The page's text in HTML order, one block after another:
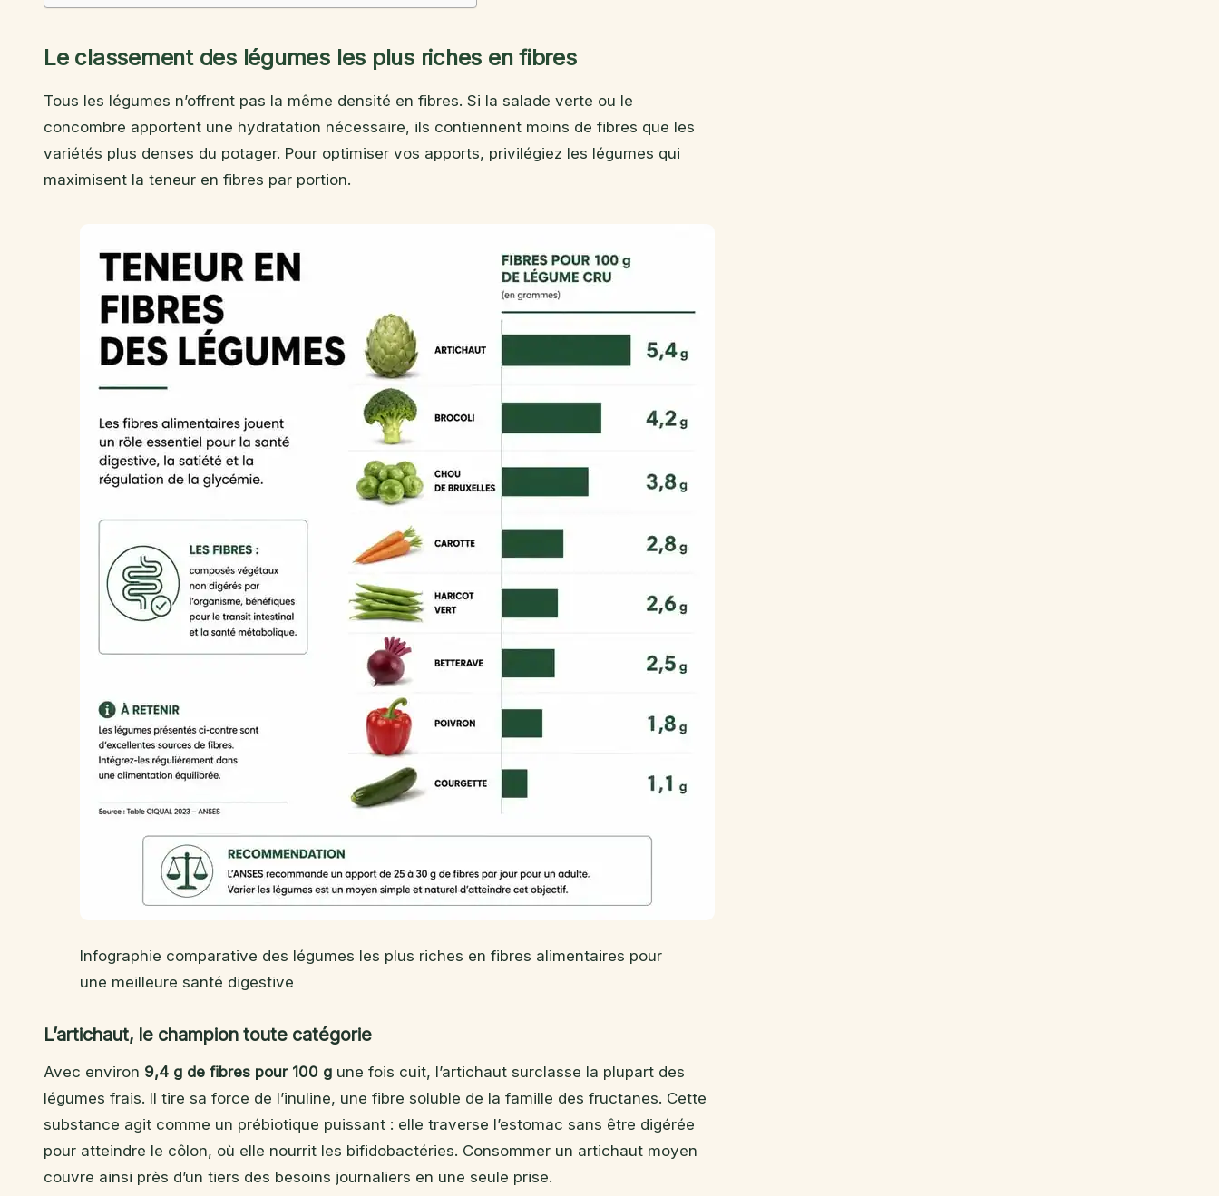
Le classement des légumes les plus riches en fibres
Tous les légumes n’offrent pas la même densité en fibres. Si la salade verte ou le
concombre apportent une hydratation nécessaire, ils contiennent moins de fibres que les
variétés plus denses du potager. Pour optimiser vos apports, privilégiez les légumes qui
maximisent la teneur en fibres par portion.
Infographie comparative des légumes les plus riches en fibres alimentaires pour
une meilleure santé digestive
L’artichaut, le champion toute catégorie
Avec environ 9,4 g de fibres pour 100 g une fois cuit, l’artichaut surclasse la plupart des
légumes frais. Il tire sa force de l’inuline, une fibre soluble de la famille des fructanes. Cette
substance agit comme un prébiotique puissant : elle traverse l’estomac sans être digérée
pour atteindre le côlon, où elle nourrit les bifidobactéries. Consommer un artichaut moyen
couvre ainsi près d’un tiers des besoins journaliers en une seule prise.